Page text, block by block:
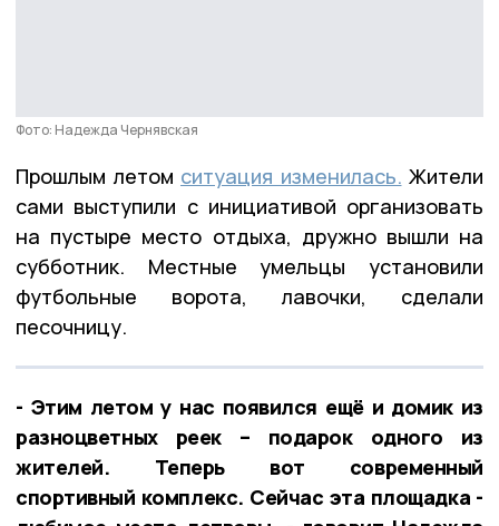
Фото: Надежда Чернявская
Прошлым летом ситуация изменилась. Жители
сами выступили с инициативой организовать
на пустыре место отдыха, дружно вышли на
субботник. Местные умельцы установили
футбольные ворота, лавочки, сделали
песочницу.
- Этим летом у нас появился ещё и домик из
разноцветных реек – подарок одного из
жителей. Теперь вот современный
спортивный комплекс. Сейчас эта площадка -